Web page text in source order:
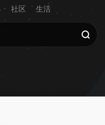
社区 生活